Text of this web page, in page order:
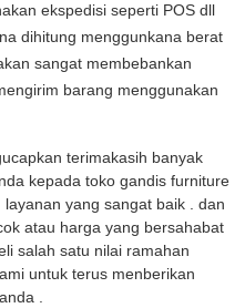
ekspedisi seperti POS dll
dihitung menggunkana berat
sangat membebankan
barang menggunakan
terimakasih banyak
kepada toko gandis furniture
yang sangat baik . dan
atau harga yang bersahabat
salah satu nilai ramahan
untuk terus menberikan
.